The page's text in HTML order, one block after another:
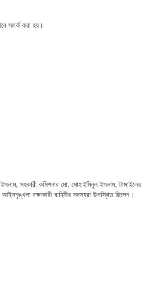
সতর্ক করা হয়।
সহকারী কমিশনার মো. মোহাইমিনুল ইসলাম,
রক্ষাকারী বাহিনীর সদস্যরা উপস্থিত ছিলেন।